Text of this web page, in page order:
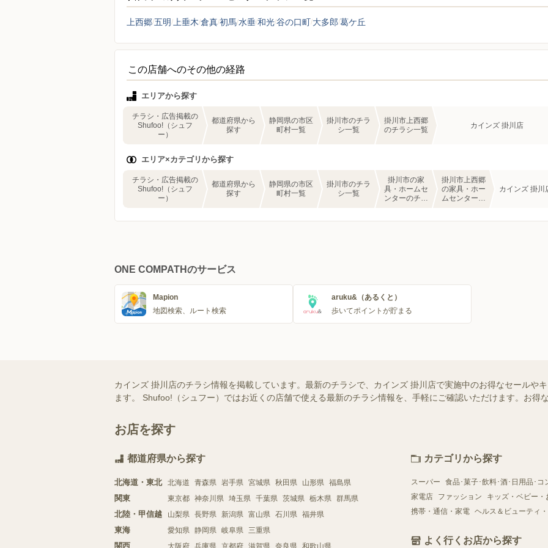
上西郷五明 上垂木 倉真初馬水垂和光谷の口町 大多郎 葛ケ丘
この店舗へのその他の経路
エリアから探す
チラシ・広告掲載の
Shufoo!（シュフ
ー）
都道府県から
探す
静岡県の市区
町村一覧
掛川市のチラ
シ一覧
掛川市上西郷
のチラシ一覧
カインズ 掛川店
エリア×カテゴリから探す
チラシ・広告掲載の
Shufoo!（シュフ
ー）
都道府県から
探す
静岡県の市区
町村一覧
掛川市のチラ
シ一覧
掛川市の家
具・ホームセ
ンターのチラ
掛川市上西郷
の家具・ホー
ムセンターの
カインズ 掛川
ONE COMPATHのサービス
Mapion
地図検索、ルート検索
aruku&（あるくと）
歩いてポイントが貯まる
カインズ 掛川店のチラシ情報を掲載しています。最新のチラシで、カインズ 掛川店で実施中のお得なセールや
ます。 Shufoo!（シュフー）ではお近くの店舗で使える最新のチラシ情報を、手軽にご確認いただけます。お得
お店を探す
都道府県から探す
北海道・東北 北海道 青森県 岩手県 宮城県 秋田県 山形県 福島県
関東 東京都 神奈川県 埼玉県 千葉県 茨城県 栃木県 群馬県
北陸・甲信越 山梨県 長野県 新潟県 富山県 石川県 福井県
東海 愛知県 静岡県 岐阜県 三重県
関西 大阪府 兵庫県 京都府 滋賀県 奈良県 和歌山県
カテゴリから探す
スーパー
食品･菓子･飲料･酒･日用品･コ
家電店
ファッション
キッズ・ベビー・
携帯・通信・家電 ヘルス＆ビューティ
よく行くお店から探す